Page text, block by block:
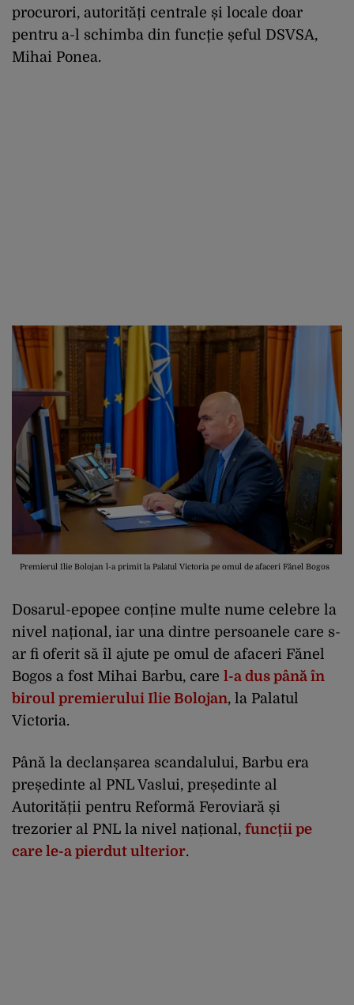
procurori, autorități centrale și locale doar
pentru a-l schimba din funcție șeful DSVSA,
Mihai Ponea.
Premierul Ilie Bolojan l-a primit la Palatul Victoria pe omul de afaceri Fănel Bogos
Dosarul-epopee conține multe nume celebre la
nivel național, iar una dintre persoanele care s-
ar fi oferit să îl ajute pe omul de afaceri Fănel
Bogos a fost Mihai Barbu, care l-a dus până în
biroul premierului Ilie Bolojan, la Palatul
Victoria.
Până la declanșarea scandalului, Barbu era
președinte al PNL Vaslui, președinte al
Autorității pentru Reformă Feroviară și
trezorier al PNL la nivel național, funcții pe
care le-a pierdut ulterior.